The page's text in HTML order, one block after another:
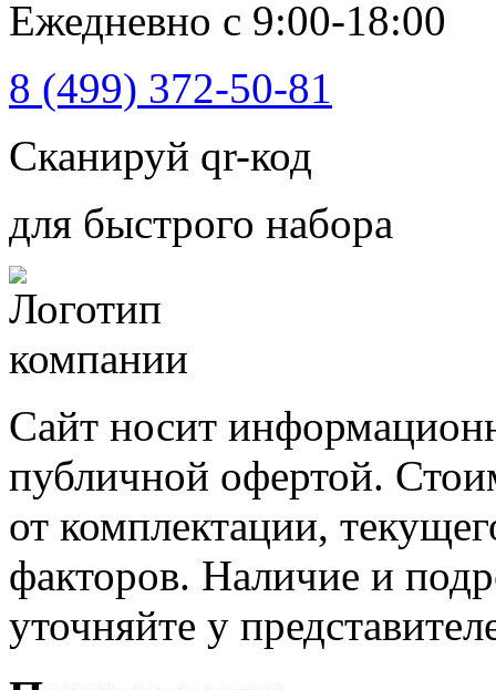
Ежедневно с 9:00-18:00
8 (499) 372-50-81
Сканируй qr-код
для быстрого набора
Сайт носит
публичной офертой.
от комплектации,
факторов. Наличие и
уточняйте у